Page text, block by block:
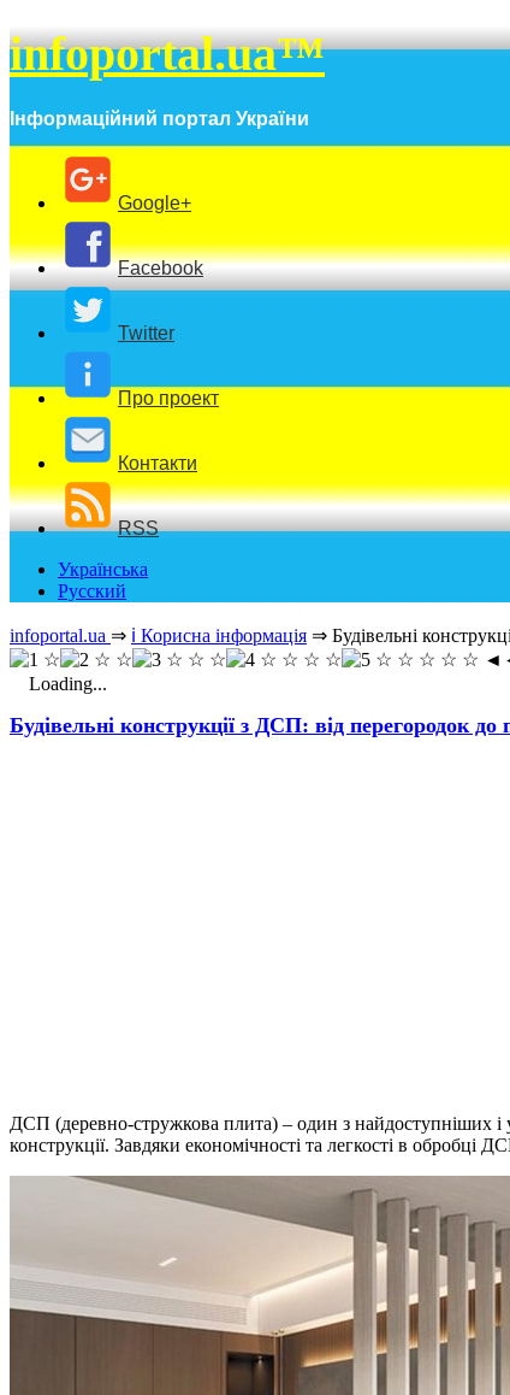
infoportal.ua™
Інформаційний портал України
Google+
Facebook
Twitter
Про проект
Контакти
RSS
Українська
Русский
infoportal.ua ⇒ ℹ️ Корисна інформація ⇒ Будівельні
Loading...
Будівельні конструкції з ДСП: від перегородок до
ДСП (деревно-стружкова плита) – один з найдоступніших і
конструкції. Завдяки економічності та легкості в обробці